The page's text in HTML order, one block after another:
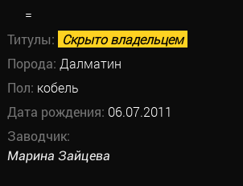
=
Титулы: Скрыто владельцем
Порода: Далматин
Пол: кобель
Дата рождения: 06.07.2011
Заводчик:
Марина Зайцева